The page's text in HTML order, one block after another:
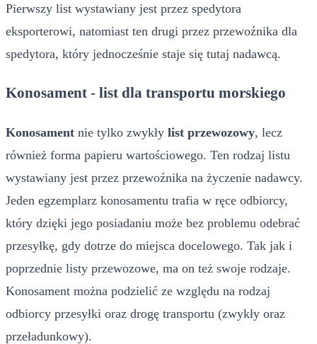
Pierwszy list wystawiany jest przez spedytora
eksporterowi, natomiast ten drugi przez przewoźnika dla
spedytora, który jednocześnie staje się tutaj nadawcą.
Konosament - list dla transportu morskiego
Konosament nie tylko zwykły list przewozowy, lecz
również forma papieru wartościowego. Ten rodzaj listu
wystawiany jest przez przewoźnika na życzenie nadawcy.
Jeden egzemplarz konosamentu trafia w ręce odbiorcy,
który dzięki jego posiadaniu może bez problemu odebrać
przesyłkę, gdy dotrze do miejsca docelowego. Tak jak i
poprzednie listy przewozowe, ma on też swoje rodzaje.
Konosament można podzielić ze względu na rodzaj
odbiorcy przesyłki oraz drogę transportu (zwykły oraz
przeładunkowy).